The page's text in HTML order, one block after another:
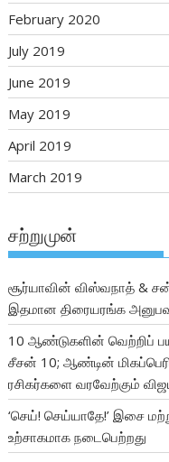
February 2020
July 2019
June 2019
May 2019
April 2019
March 2019
சற்றுமுன்
சூர்யாவின் விஸ்வநாத் &
இதமான திரையரங்க
10 ஆண்டுகளின் வெற்றிப்
சீசன் 10; ஆண்டின்
ரசிகர்களை வரவேற்கும்
‘செய்! செய்யாதே!’ இசை
உற்சாகமாக நடைபெற்றது